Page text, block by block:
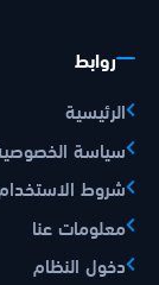
روابط
الرئيسية
سياسة
شروط الاستخدام
معلومات عنا
دخول النظام